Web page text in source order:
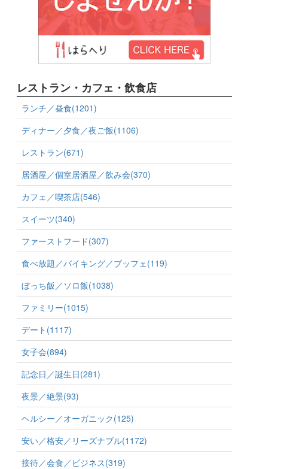
レストラン・カフェ・飲食店
ランチ／昼食(1201)
ディナー／夕食／夜ご飯(1106)
レストラン(671)
居酒屋／個室居酒屋／飲み会(370)
カフェ／喫茶店(546)
スイーツ(340)
ファーストフード(307)
食べ放題／バイキング／ブッフェ(119)
ぼっち飯／ソロ飯(1038)
ファミリー(1015)
デート(1117)
女子会(894)
記念日／誕生日(281)
夜景／絶景(93)
ヘルシー／オーガニック(125)
安い／格安／リーズナブル(1172)
接待／会食／ビジネス(319)